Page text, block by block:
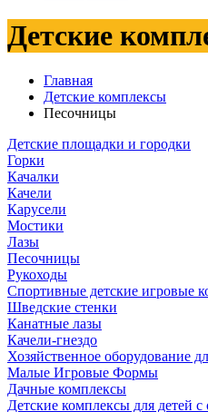
Детские
Главная
Детские комплексы
Песочницы
Детские площадки и городки
Горки
Качалки
Качели
Карусели
Мостики
Лазы
Песочницы
Рукоходы
Спортивные детские игровые
Шведские стенки
Канатные лазы
Качели-гнездо
Хозяйственное оборудование
Малые Игровые Формы
Дачные комплексы
Детские комплексы для детей